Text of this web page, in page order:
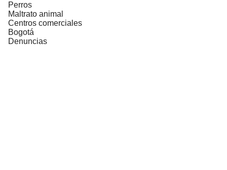
Perros
Maltrato animal
Centros comerciales
Bogotá
Denuncias